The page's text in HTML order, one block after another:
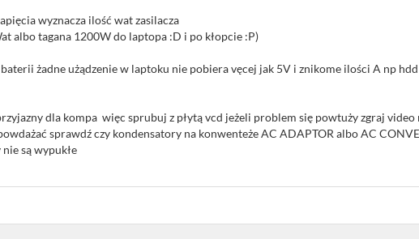
wyznacza ilość wat zasilacza
albo tagana 1200W do laptopa :D i po kłopcie :P)
żadne użądzenie w laptoku nie pobiera vęcej jak 5V i znikome ilości A np
dla kompa więc sprubuj z płytą vcd jeżeli problem się powtuży zgraj
sprawdź czy kondensatory na konwenteże AC ADAPTOR albo AC
są wypukłe